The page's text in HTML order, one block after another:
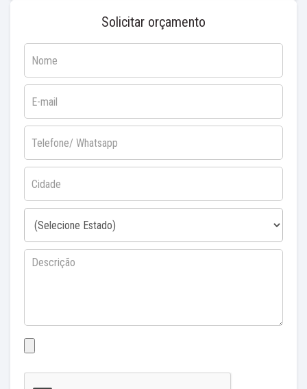
Solicitar orçamento